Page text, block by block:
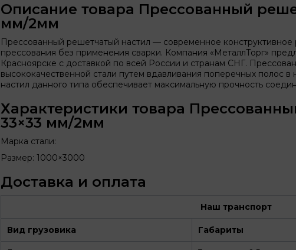
Описание товара Прессованный
мм/2мм
Прессованный решетчатый настил — современное
прессования без применения сварки. Компания «МеталлТорг»
Красноярске с доставкой по всей России и странам СНГ.
высококачественной стали путем вдавливания поперечных полос
настил данного типа обеспечивает максимальную прочность
Характеристики товара
33×33 мм/2мм
Марка стали:
Размер: 1000×3000
Доставка и оплата
Наш транспорт
Вид грузовика Габариты